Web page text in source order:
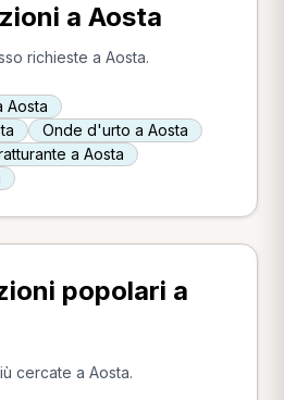
a Aosta
richieste a Aosta.
Aosta
Onde d'urto a Aosta
a Aosta
popolari a
cercate a Aosta.